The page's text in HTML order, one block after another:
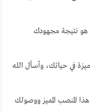
هو نتيجة مجهودك
في حياتك، وأسأل الله
المنصب المميز ووصولك